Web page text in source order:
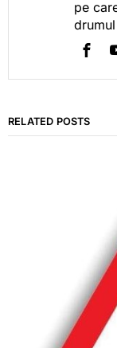
pe
RELATED POSTS